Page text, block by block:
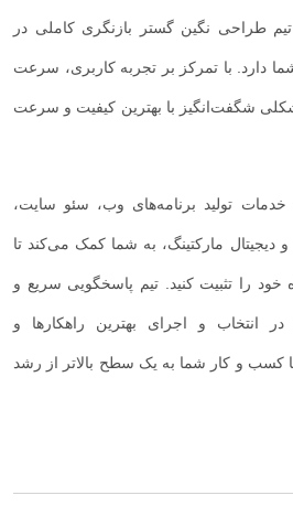
تیم طراحی نگین گستر بازنگری کاملی در
با تمرکز بر تجربه کاربری، سرعت
شگفت‌انگیز با بهترین کیفیت و سرعت
خدمات تولید برنامه‌های وب، سئو سایت،
و دیجیتال مارکتینگ، به شما کمک می‌کند تا
خود را تثبیت کنید. تیم پاسخگویی سریع و
انتخاب و اجرای بهترین راهکارها و
کسب و کار شما به یک سطح بالاتر از رشد